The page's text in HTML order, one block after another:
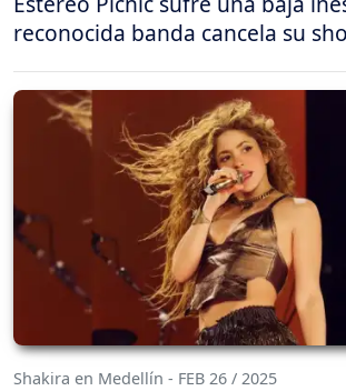
reconocida banda cancela su
Shakira en Medellín - FEB 26 / 2025